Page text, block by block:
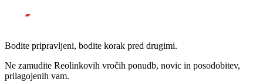
Bodite pripravljeni, bodite korak pred drugimi.
Ne zamudite Reolinkovih vročih ponudb, novic in posodobitev,
prilagojenih vam.